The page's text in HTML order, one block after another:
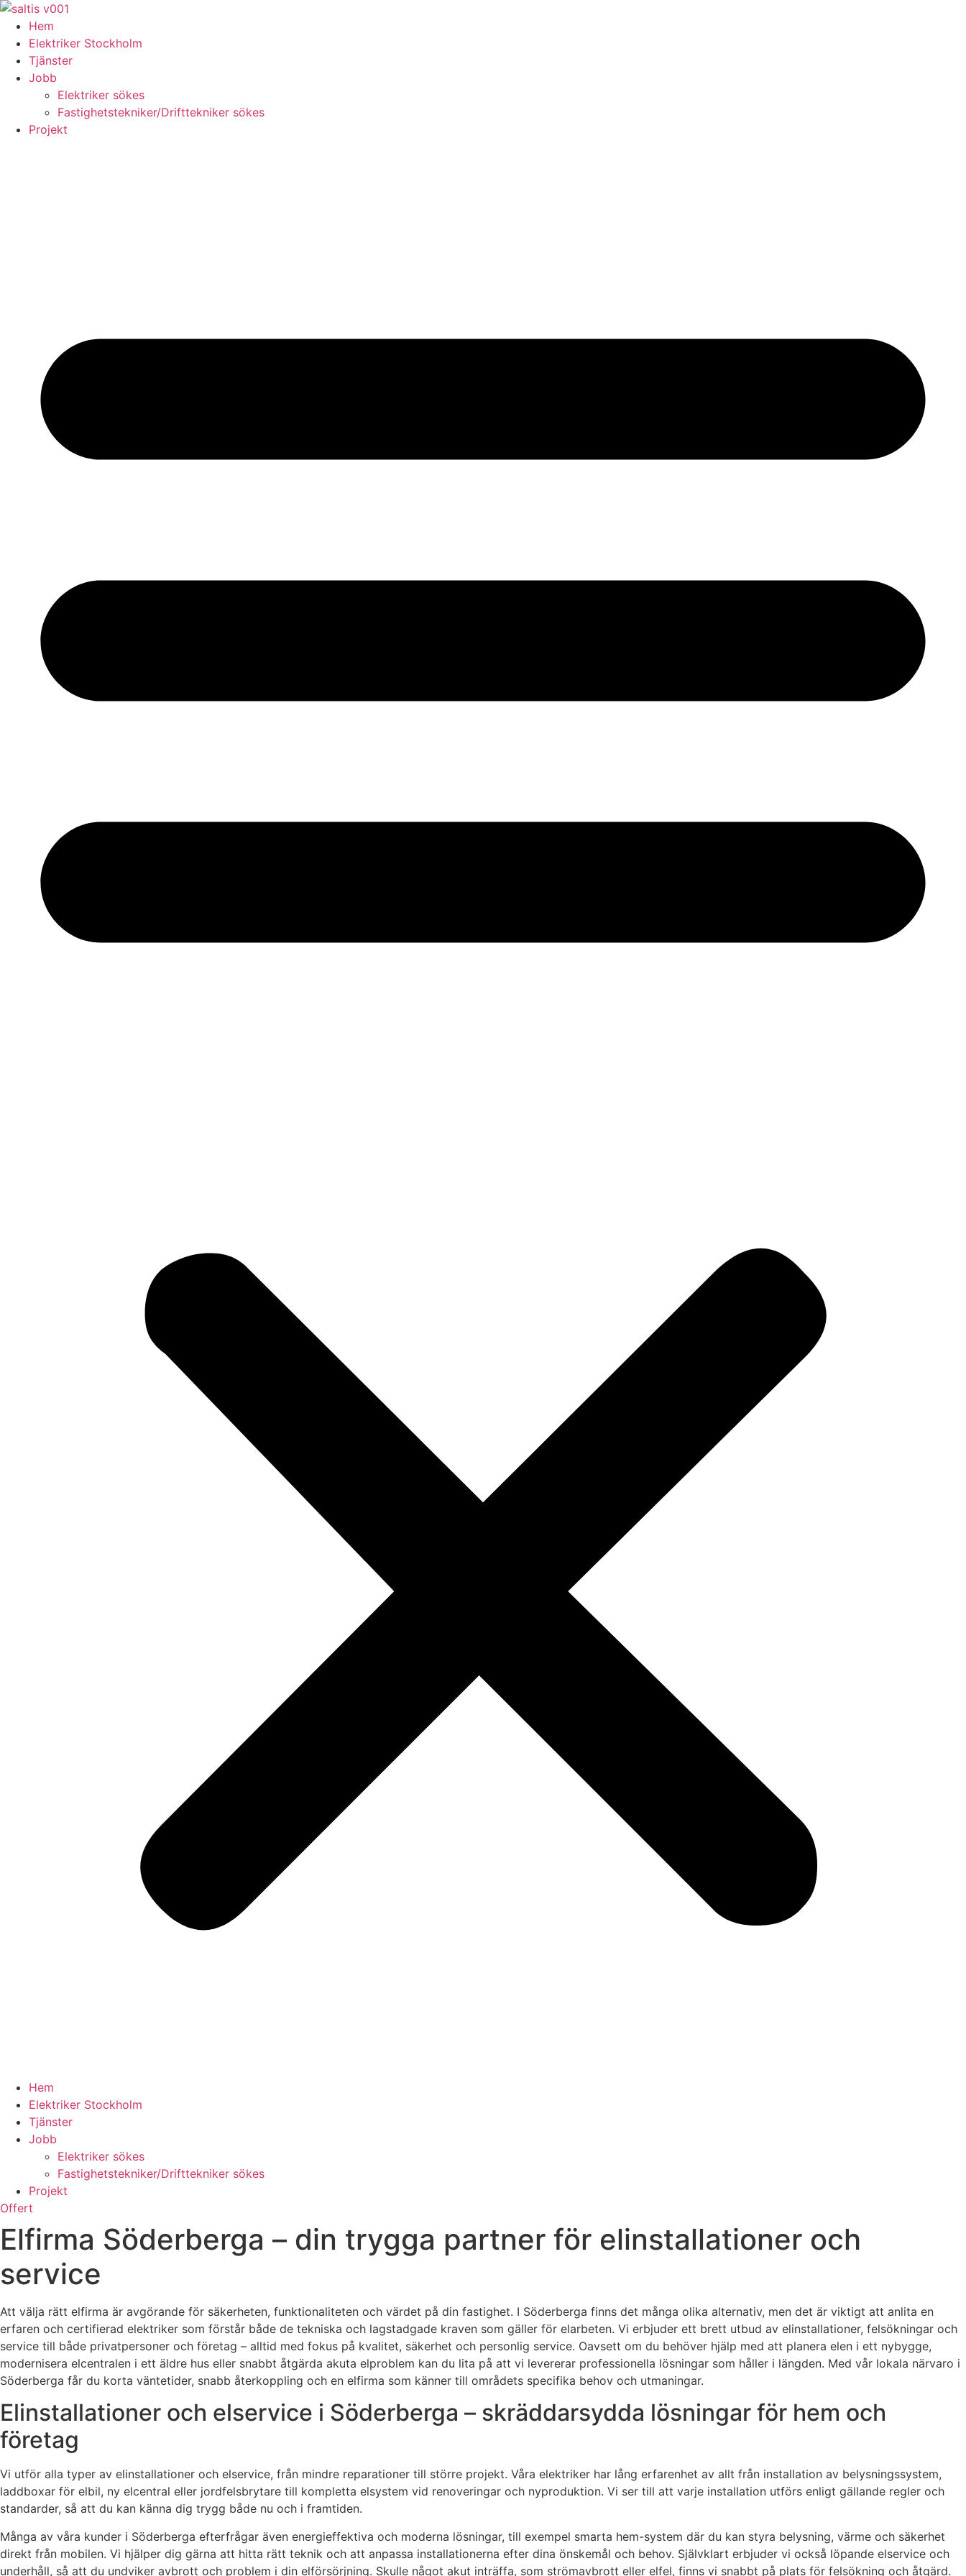
Skip
content
Hem
Elektriker Stockholm
Tjänster
Jobb
Elektriker sökes
Fastighetstekniker/Drifttekniker sökes
Projekt
Hem
Elektriker Stockholm
Tjänster
Jobb
Elektriker sökes
Fastighetstekniker/Drifttekniker sökes
Projekt
Offert
Elfirma Söderberga – din trygga partner för elinstallationer och
service
Att välja rätt elfirma är avgörande för säkerheten, funktionaliteten och värdet på din fastighet. I Söderberga finns det många olika alternativ, men det är viktigt att anlita en
erfaren och certifierad elektriker som förstår både de tekniska och lagstadgade kraven som gäller för elarbeten. Vi erbjuder ett brett utbud av elinstallationer, felsökningar och
service till både privatpersoner och företag – alltid med fokus på kvalitet, säkerhet och personlig service. Oavsett om du behöver hjälp med att planera elen i ett nybygge,
modernisera elcentralen i ett äldre hus eller snabbt åtgärda akuta elproblem kan du lita på att vi levererar professionella lösningar som håller i längden. Med vår lokala närvaro i
Söderberga får du korta väntetider, snabb återkoppling och en elfirma som känner till områdets specifika behov och utmaningar.
Elinstallationer och elservice i Söderberga – skräddarsydda lösningar för hem och
företag
Vi utför alla typer av elinstallationer och elservice, från mindre reparationer till större projekt. Våra elektriker har lång erfarenhet av allt från installation av belysningssystem,
laddboxar för elbil, ny elcentral eller jordfelsbrytare till kompletta elsystem vid renoveringar och nyproduktion. Vi ser till att varje installation utförs enligt gällande regler och
standarder, så att du kan känna dig trygg både nu och i framtiden.
Många av våra kunder i Söderberga efterfrågar även energieffektiva och moderna lösningar, till exempel smarta hem-system där du kan styra belysning, värme och säkerhet
direkt från mobilen. Vi hjälper dig gärna att hitta rätt teknik och att anpassa installationerna efter dina önskemål och behov. Självklart erbjuder vi också löpande elservice och
underhåll, så att du undviker avbrott och problem i din elförsörjning. Skulle något akut inträffa, som strömavbrott eller elfel, finns vi snabbt på plats för felsökning och åtgärd.